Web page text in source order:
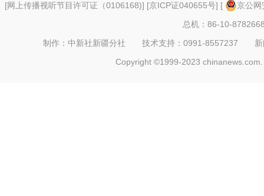
[网上传播视听节目许可证（0106168)] [京ICP证040655号] [
京公
总机：86-10-
制作：中新社新疆分社 技术支持：0991-8557237
Copyright ©1999-2023